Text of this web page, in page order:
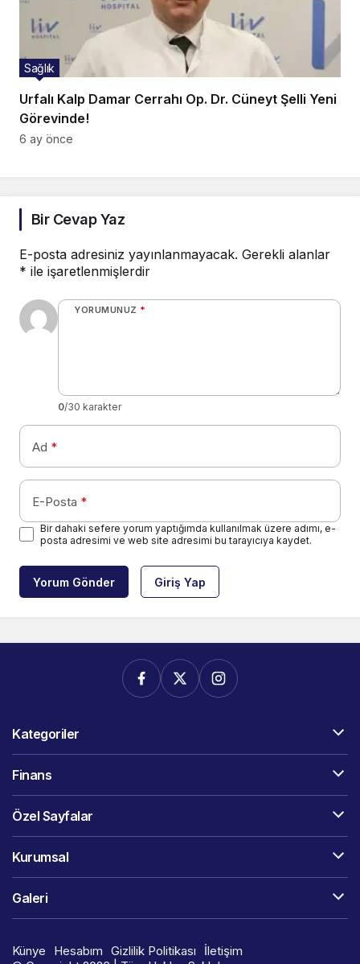
Urfalı Kalp Damar Cerrahı Op. Dr. Cüneyt Şelli Yeni
Görevinde!
Sağlık
6 ay önce
Bir Cevap Yaz
E-posta adresiniz yayınlanmayacak. Gerekli alanlar
* ile işaretlenmişlerdir
YORUMUNUZ *
0/30 karakter
Ad *
E-Posta *
Bir dahaki sefere yorum yaptığımda kullanılmak üzere adımı, e-
posta adresimi ve web site adresimi bu tarayıcıya kaydet.
Yorum Gönder Giriş Yap
Kategoriler
Finans
Özel Sayfalar
Kurumsal
Galeri
Künye Hesabım Gizlilik Politikası
İletişim